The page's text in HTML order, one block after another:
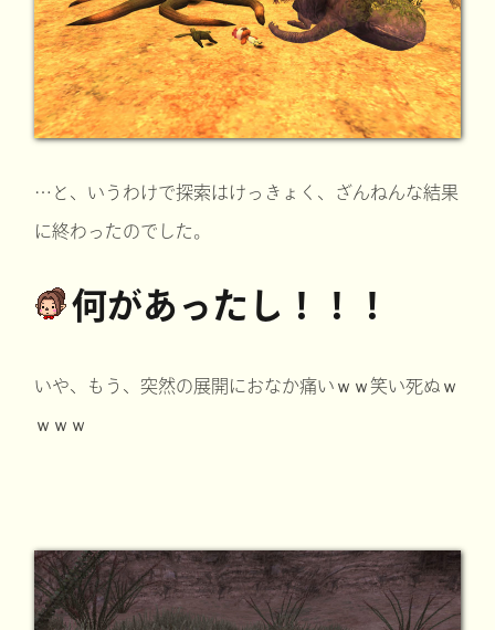
…と、いうわけで探索はけっきょく、ざんねんな結果
に終わったのでした。
何があったし！！！
いや、もう、突然の展開におなか痛いｗｗ笑い死ぬｗ
ｗｗｗ